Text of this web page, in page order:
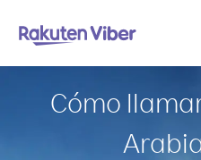
Cómo